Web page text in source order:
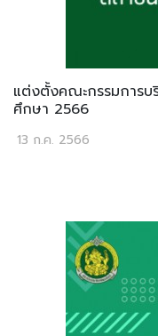
แต่งตั้งคณะกรรมการบ
ศึกษา 2566
13 ก.ค. 2566